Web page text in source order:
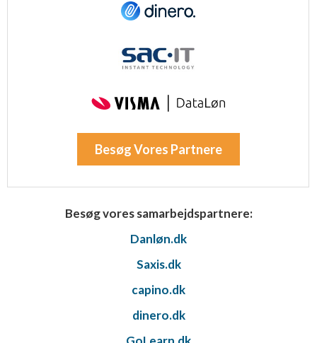
Besøg Vores Partnere
Besøg vores samarbejdspartnere:
Danløn.dk
Saxis.dk
capino.dk
dinero.dk